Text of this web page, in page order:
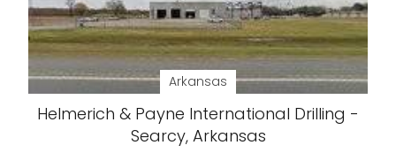
Arkansas
Helmerich & Payne International Drilling -
Searcy, Arkansas